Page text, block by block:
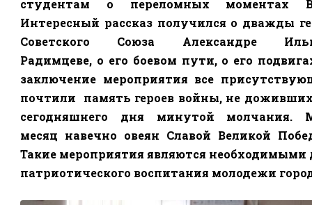
студентам о переломных моментах
Интересный рассказ получился о дважды
Советского Союза Александре
Радимцеве, о его боевом пути, о его
заключение мероприятия все
почтили
память героев войны, не
сегодняшнего дня минутой молчания.
месяц навечно овеян Славой Великой
Такие мероприятия являются необходимыми
патриотического воспитания молодежи